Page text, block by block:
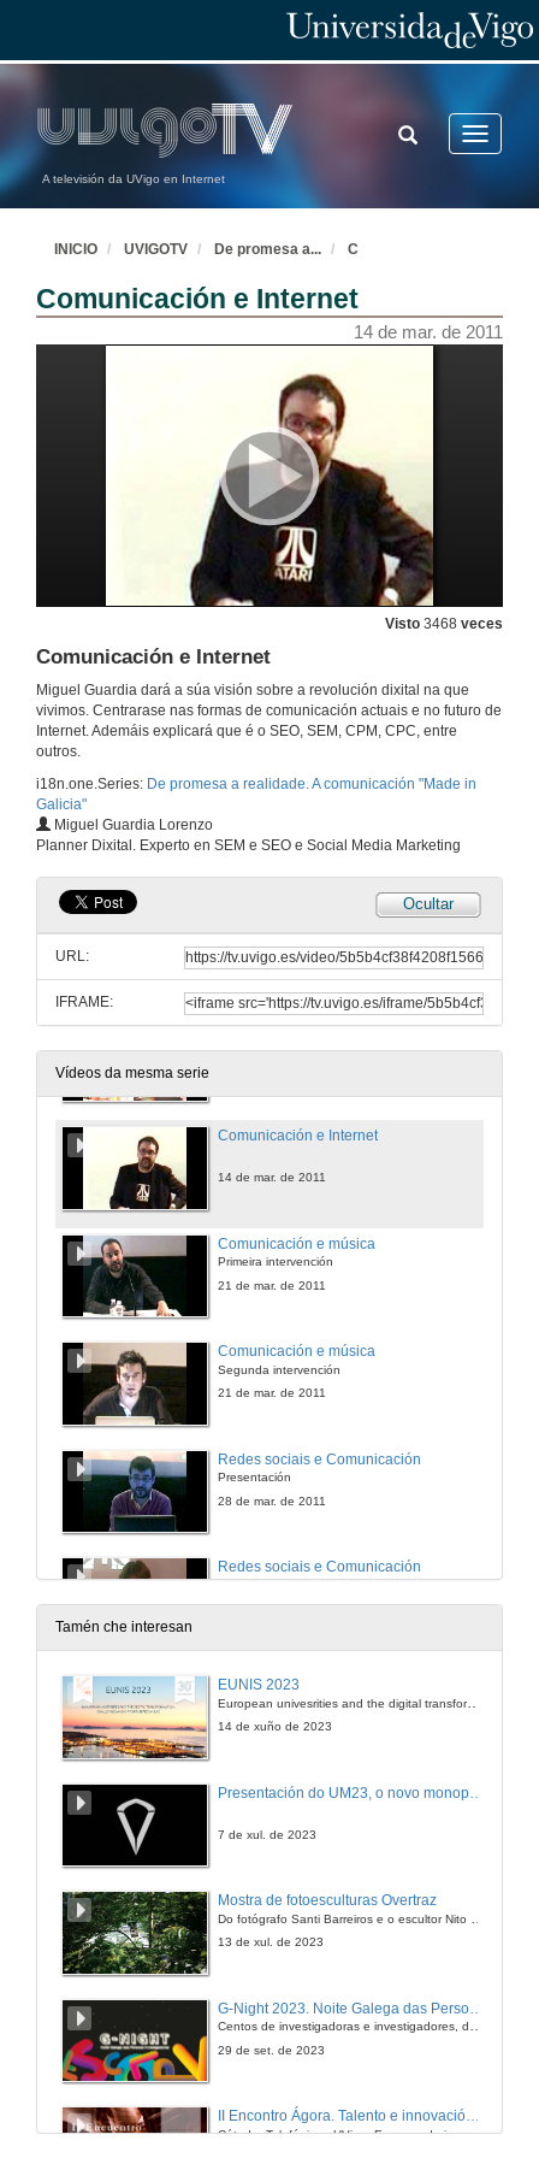
A televisión da UVigo en Internet
Toggle
TOGGLE
SEARCH
INICIO UVIGOTV De promesa a... C
Comunicación e Internet
14 de mar. de 2011
Visto 3468 veces
Comunicación e Internet
Miguel Guardia dará a súa visión sobre a revolución dixital na que
vivimos. Centrarase nas formas de comunicación actuais e no futuro de
Internet. Ademáis explicará que é o SEO, SEM, CPM, CPC, entre
outros.
i18n.one.Series: De promesa a realidade. A comunicación "Made in
Galicia"
Miguel Guardia Lorenzo
Planner Dixital. Experto en SEM e SEO e Social Media Marketing
Ocultar
URL:
IFRAME:
Vídeos da mesma serie
Presentación das xornadas Made in Galicia
14 de mar. de 2011
Presentación ponente
Comunicación e Internet
14 de mar. de 2011
Comunicación e música
Primeira intervención
21 de mar. de 2011
Comunicación e música
Segunda intervención
21 de mar. de 2011
Redes sociais e Comunicación
Presentación
28 de mar. de 2011
Redes sociais e Comunicación
28 de mar. de 2011
Intervención de Javier Magariños
Redes sociais e Comunicación
Quenda de preguntas
Tamén che interesan
EUNIS 2023
European univesrities and the digital transformation: challenges and opportunities ahead
14 de xuño de 2023
7 de xul. de 2023
Mostra de fotoesculturas Overtraz
13 de xul. de 2023
Centos de investigadoras e investigadores, decenas de actividades e sete cidades
29 de set. de 2023
II Encontro Ágora. Talento e innovación na era da transformación dixital
Cátedra Telefónica - UVigo. Espazos de innovación